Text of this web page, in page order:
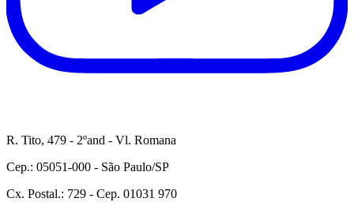
R. Tito, 479 - 2ºand - Vl. Romana
Cep.: 05051-000 - São Paulo/SP
Cx. Postal.: 729 - Cep. 01031 970